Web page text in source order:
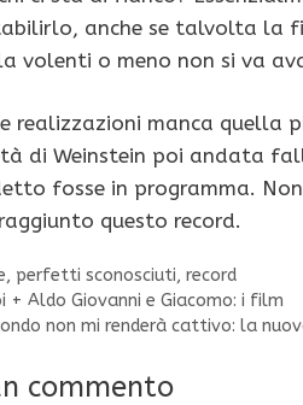
anche se talvolta la
volenti o meno non si va
realizzazioni manca quella
di Weinstein poi andata
fosse in programma.
questo record.
, perfetti sconosciuti,record
+ Aldo Giovanni e Giacomo: i film
non mi renderà cattivo: la
commento